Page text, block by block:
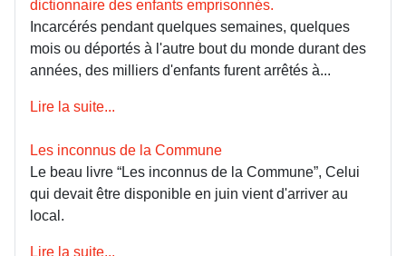
dictionnaire des enfants emprisonnés.
Incarcérés pendant quelques semaines, quelques
mois ou déportés à l'autre bout du monde durant des
années, des milliers d'enfants furent arrêtés à...
Lire la suite...
Les inconnus de la Commune
Le beau livre “Les inconnus de la Commune”, Celui
qui devait être disponible en juin vient d'arriver au
local.
Lire la suite...